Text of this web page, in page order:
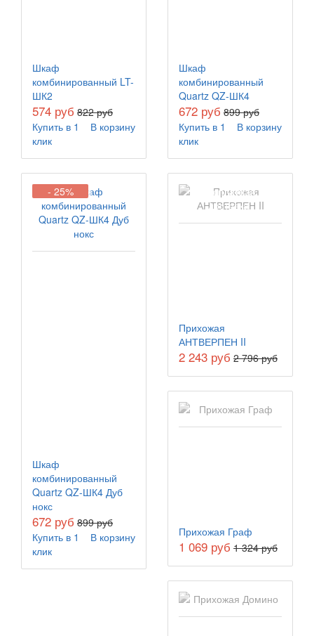
Шкаф
комбинированный LT-
ШК2
574 руб 822 руб
В корзину
Купить в 1
клик
Шкаф
комбинированный
Quartz QZ-ШК4
672 руб 899 руб
В корзину
Купить в 1
клик
- 25%
Шкаф
комбинированный
Quartz QZ-ШК4 Дуб
нокс
672 руб 899 руб
В корзину
Купить в 1
клик
Бесплатная
доставка
Прихожая
АНТВЕРПЕН II
2 243 руб 2 796 руб
Прихожая Граф
1 069 руб 1 324 руб